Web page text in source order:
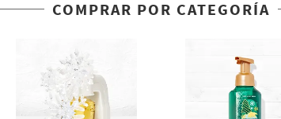
COMPRAR POR CATEGORÍA